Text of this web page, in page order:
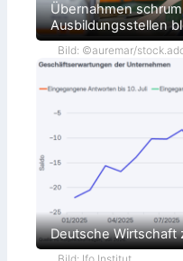
Übernahmen
Ausbildungsstellen
Bild: ©auremar/
Deutsche Wirtschaft